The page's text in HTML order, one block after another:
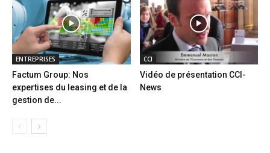
ENTREPRISES
Factum Group: Nos
expertises du leasing et de la
gestion de...
CCI
Vidéo de présentation CCI-
News